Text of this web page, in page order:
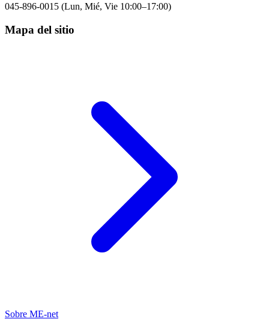
045-896-0015 (Lun, Mié, Vie 10:00–17:00)
Mapa del sitio
Sobre ME-net